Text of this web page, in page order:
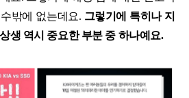
밖에 없는데요. 그렇기에 특히나 지
생 역시 중요한 부분 중 하나예요.